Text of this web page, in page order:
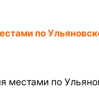
по
местами по